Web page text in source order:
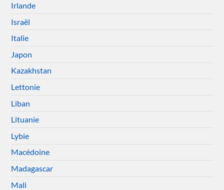
Irlande
Israël
Italie
Japon
Kazakhstan
Lettonie
Liban
Lituanie
Lybie
Macédoine
Madagascar
Mali